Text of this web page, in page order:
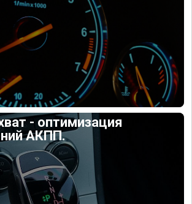
- оптимизация
АКПП.